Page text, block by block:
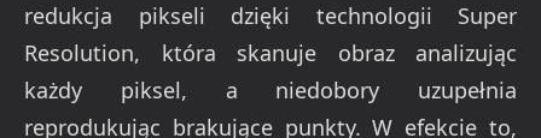
redukcja pikseli dzięki technologii Super
Resolution, która skanuje obraz analizując
każdy piksel, a niedobory uzupełnia
reprodukując brakujące punkty. W efekcie to,